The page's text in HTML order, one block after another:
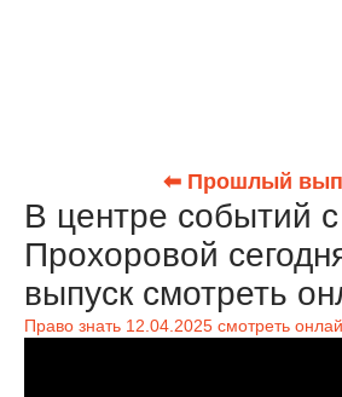
⬅ Прошлый
В центре событий
Прохоровой
выпуск смотреть
Право знать 12.04.2025 смотреть